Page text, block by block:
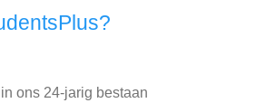
ons 24-jarig bestaan